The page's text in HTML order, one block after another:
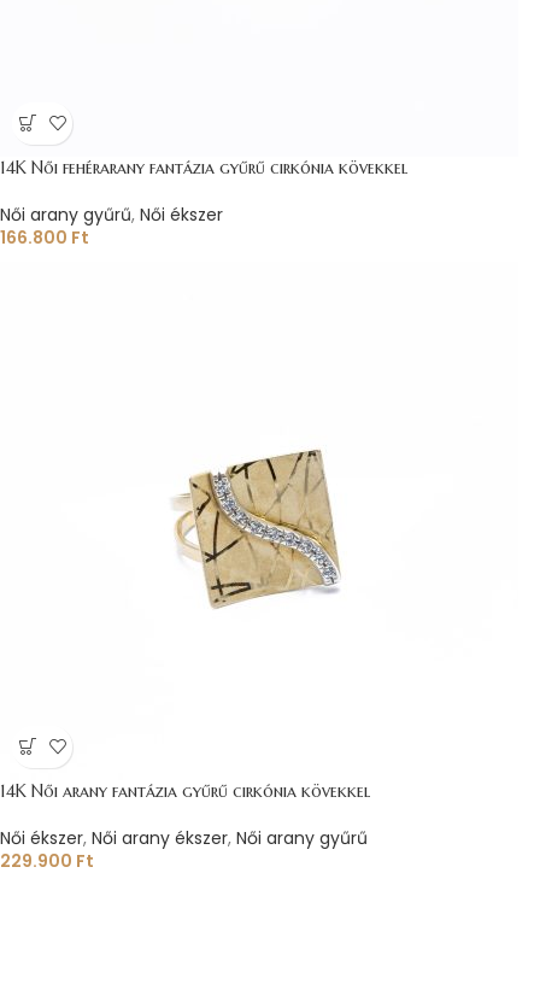
14K Női fehérarany fantázia gyűrű cirkónia kövekkel
Női arany gyűrű, Női ékszer
166.800 Ft
14K Női arany fantázia gyűrű cirkónia kövekkel
Női ékszer, Női arany ékszer, Női arany gyűrű
229.900 Ft